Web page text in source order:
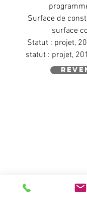
Surface de
surface
Statut : projet,
statut : projet,